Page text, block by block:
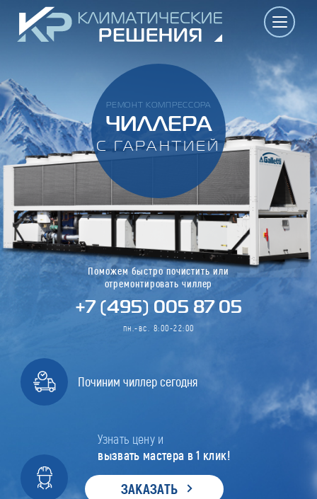
РЕМОНТ КОМПРЕССОРА
ЧИЛЛЕРА
С ГАРАНТИЕЙ
Поможем быстро почистить или
отремонтировать чиллер
+7 (495) 005 87 05
пн.-вс. 8:00-22:00
Починим чиллер сегодня
Узнать цену и
вызвать мастера в 1 клик!
ЗАКАЗАТЬ